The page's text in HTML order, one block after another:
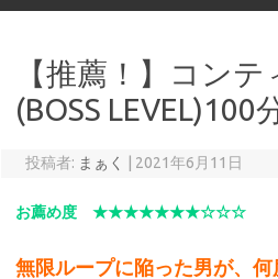
【推薦！】コン
(BOSS LEVEL)100
投稿者: まぁく 2021年6月11日
お薦め度 ★★★★★★★☆☆☆
無限ループに陥った男が、